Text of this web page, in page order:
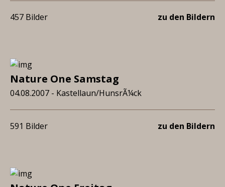
457 Bilder zu den Bildern
Nature One Samstag
04.08.2007 - Kastellaun/HunsrÃ¼ck
591 Bilder zu den Bildern